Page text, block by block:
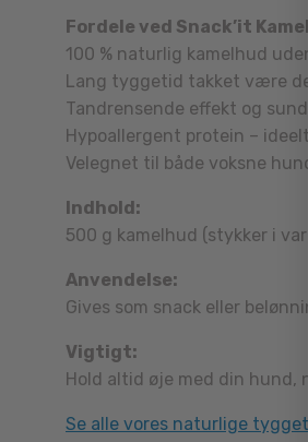
Fordele ved Snack’it
100 % naturlig kamelhud
Lang tyggetid takket være
Tandrensende effekt og sund
Hypoallergent protein –
Velegnet til både voksne
Indhold:
500 g kamelhud (stykker i
Anvendelse:
Gives som snack eller
Vigtigt:
Hold altid øje med din hund,
Se alle vores naturlige